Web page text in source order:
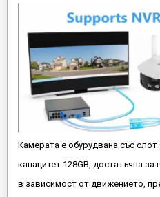
Камерата е обурудвана със
капацитет 128GB, достатъчна
в зависимост от движението,